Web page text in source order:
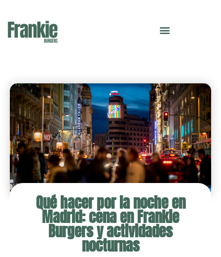
Qué hacer por la noche en
Madrid: cena en Frankie
Burgers y actividades
nocturnas